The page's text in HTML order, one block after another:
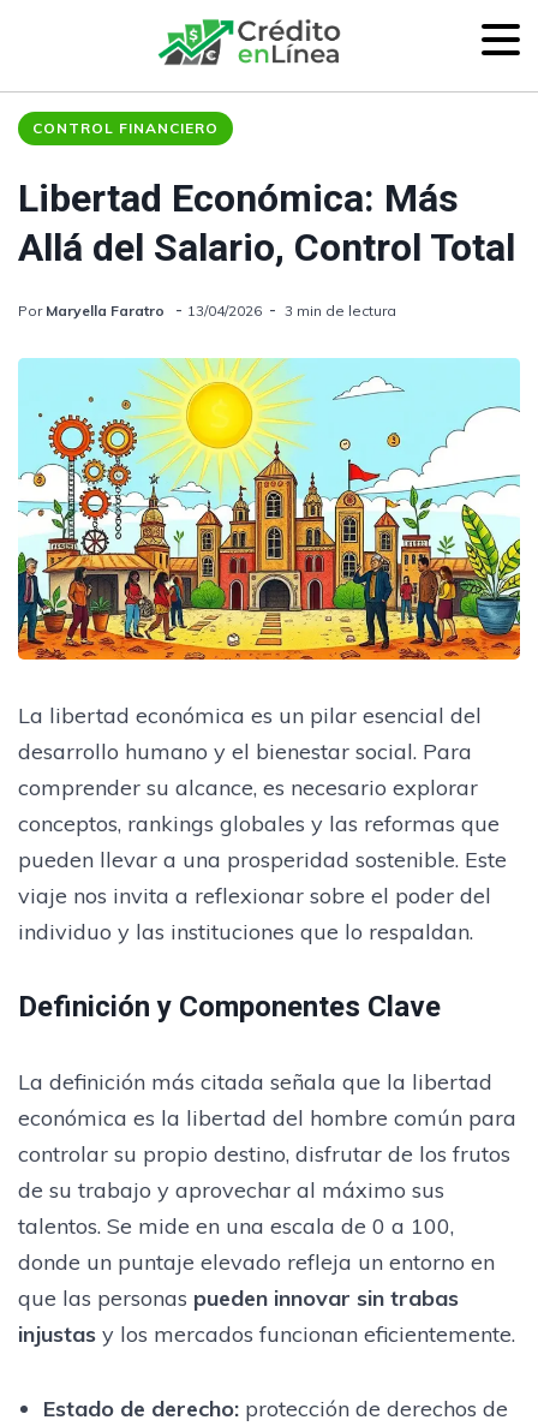
CONTROL FINANCIERO
Libertad Económica: Más
Allá del Salario, Control Total
Por Maryella Faratro 13/04/2026 3 min de lectura
La libertad económica es un pilar esencial del
desarrollo humano y el bienestar social. Para
comprender su alcance, es necesario explorar
conceptos, rankings globales y las reformas que
pueden llevar a una prosperidad sostenible. Este
viaje nos invita a reflexionar sobre el poder del
individuo y las instituciones que lo respaldan.
Definición y Componentes Clave
La definición más citada señala que la libertad
económica es la libertad del hombre común para
controlar su propio destino, disfrutar de los frutos
de su trabajo y aprovechar al máximo sus
talentos. Se mide en una escala de 0 a 100,
donde un puntaje elevado refleja un entorno en
que las personas pueden innovar sin trabas
injustas y los mercados funcionan eficientemente.
Estado de derecho:protección de derechos de